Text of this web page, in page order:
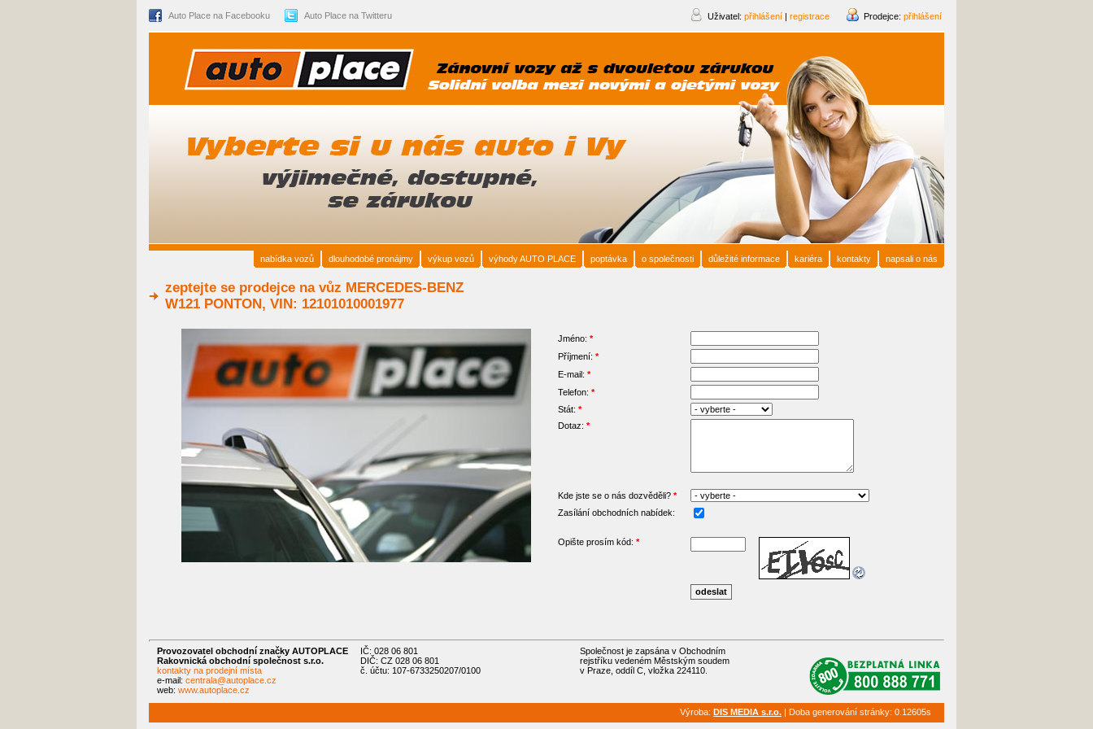
Auto Place na Facebooku Auto Place na Twitteru Prodejce: přihlášení
Uživatel: přihlášení | registrace
napsali o nás
kontakty
kariéra
důležité informace
o společnosti
poptávka
výhody AUTO PLACE
výkup vozů
dlouhodobé pronájmy
nabídka vozů
zeptejte se prodejce na vůz MERCEDES-BENZ
W121 PONTON, VIN: 12101010001977
Jméno: *
Příjmení: *
E-mail: *
Telefon: *
Stát: *
Dotaz: *
Kde jste se o nás dozvěděli? *
Zasílání obchodních nabídek:
Opište prosím kód: *
Provozovatel obchodní značky AUTOPLACE
Rakovnická obchodní společnost s.r.o.
kontakty na prodejní místa
e-mail: centrala@autoplace.cz
web: www.autoplace.cz
IČ: 028 06 801
DIČ: CZ 028 06 801
č. účtu: 107-6733250207/0100
Společnost je zapsána v Obchodním
rejstříku vedeném Městským soudem
v Praze, oddíl C, vložka 224110.
Výroba: DIS MEDIA s.r.o. | Doba generování stránky: 0.12605s